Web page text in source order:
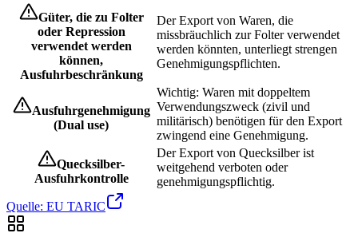
Güter, die zu Folter
oder Repression
verwendet werden
können,
Ausfuhrbeschränkung
Der Export von Waren, die
missbräuchlich zur Folter verwendet
werden könnten, unterliegt strengen
Genehmigungspflichten.
Ausfuhrgenehmigung
(Dual use)
Wichtig: Waren mit doppeltem
Verwendungszweck (zivil und
militärisch) benötigen für den Export
zwingend eine Genehmigung.
Quecksilber-
Ausfuhrkontrolle
Der Export von Quecksilber ist
weitgehend verboten oder
genehmigungspflichtig.
Quelle: EU TARIC